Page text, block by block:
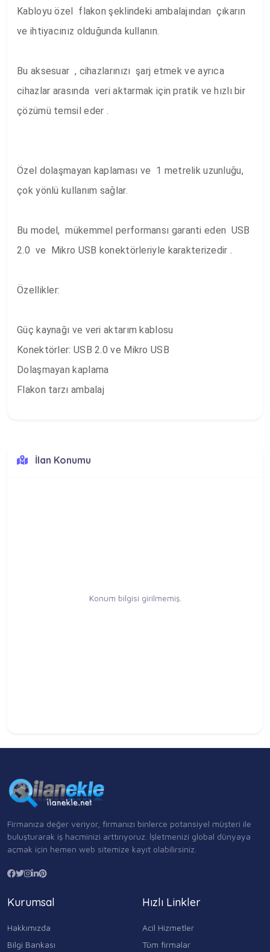
Kabloyu özel  flakon şeklindeki ambalajından  çıkarın
ve ihtiyacınız olduğunda kullanın.
Bu aksesuar  , cihazlarınızı  şarj etmek ve ayrıca
cihazlar arasında  veri aktarmak için pratik ve hızlı bir
çözümü temsil eder .
Özel dolaşmayan kaplaması ve  1 metrelik uzunluğu,
çok yönlü kullanım sağlar.
Bu model,  mükemmel performansı garanti eden  USB
2.0  ve  Mikro USB konektörleriyle karakterizedir .
Özellikler:
Güç kaynağı ve veri aktarım kablosu
Konektörler: USB 2.0 ve Mikro USB
Dolaşmayan kaplama
Flakon tarzı ambalaj
İlan Konumu
Konum bilgisi girilmemiş.
Firmanıza değer veriyor, firmanızı binlerce potansiyel müşteri ile
buluşturarak iş hacminizi arttırıyoruz. İşletmenizi global dünyaya
açmak için hemen web sitemize kayıt olabilirsiniz.
Kurumsal
Hakkımızda
Bilgi Bankası
Hızlı Linkler
Acil Hizmetler
Tüm firmalar